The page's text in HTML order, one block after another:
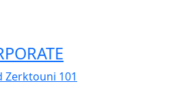
Zerktouni 101